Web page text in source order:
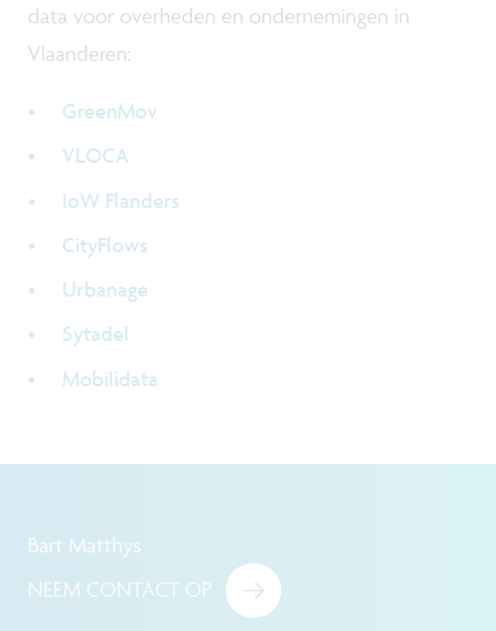
data voor overheden en ondernemingen in
Vlaanderen:
GreenMov
VLOCA
IoW Flanders
CityFlows
Urbanage
Sytadel
Mobilidata
Bart Matthys
NEEM CONTACT OP